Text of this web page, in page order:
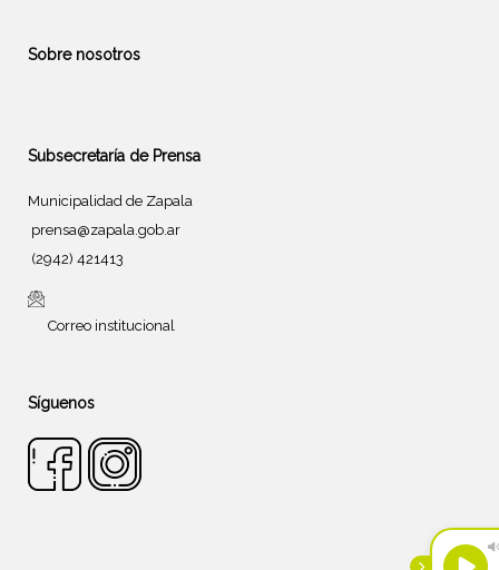
Sobre nosotros
Subsecretaría de Prensa
Municipalidad de Zapala
prensa@zapala.gob.ar
(2942) 421413
Correo institucional
Síguenos